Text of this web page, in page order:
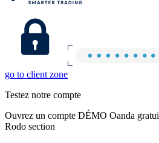
go to client zone
Testez notre compte
Ouvrez un compte DÉMO Oanda
Rodo section